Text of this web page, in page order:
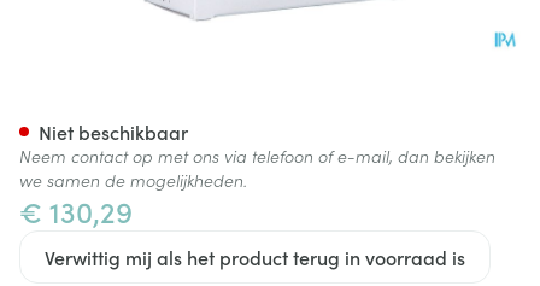
€ 130,29
Verwittig mij als het product terug in voorraad is
Niet beschikbaar
Neem contact op met ons via telefoon of e-mail, dan bekijken
we samen de mogelijkheden.